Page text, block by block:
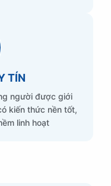
TÍN
người được giới
kiến thức nền tốt,
linh hoạt